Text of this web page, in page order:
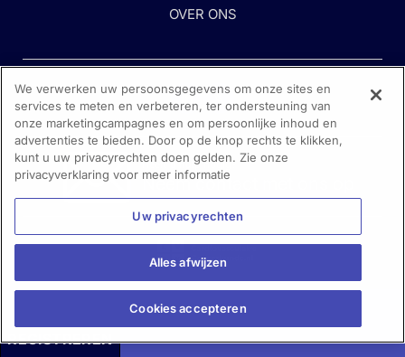
OVER ONS
Heeft u hulp nodig?
Neem contact met ons op
REGISTREREN
We verwerken uw persoonsgegevens om onze sites en
services te meten en verbeteren, ter ondersteuning van
onze marketingcampagnes en om persoonlijke inhoud en
advertenties te bieden. Door op de knop rechts te klikken,
kunt u uw privacyrechten doen gelden. Zie onze
privacyverklaring voor meer informatie
Uw privacyrechten
Alles afwijzen
Cookies accepteren